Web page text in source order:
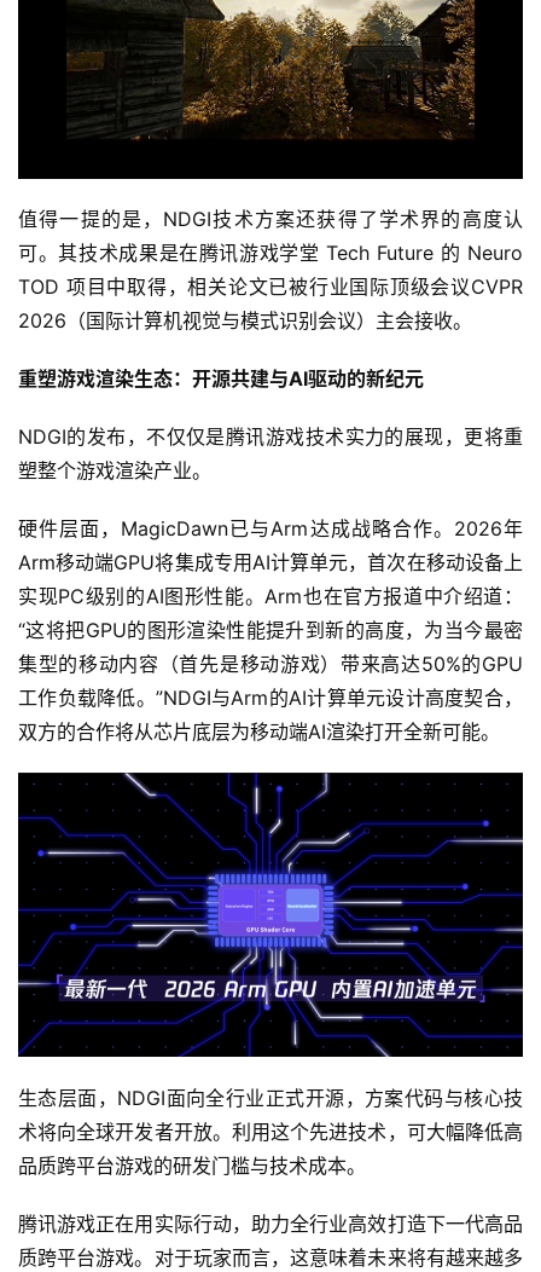
茶
对
接
会
海
站
中
文
(
中
国
)
值得一提的是，NDGI技术方案还获得了学术界的高度认
可。其技术成果是在腾讯游戏学堂 Tech Future 的 Neuro
TOD 项目中取得，相关论文已被行业国际顶级会议CVPR
2026（国际计算机视觉与模式识别会议）主会接收。
重塑游戏渲染生态：开源共建与AI驱动的新纪元
NDGI的发布，不仅仅是腾讯游戏技术实力的展现，更将重
塑整个游戏渲染产业。
硬件层面，MagicDawn已与Arm达成战略合作。2026年
Arm移动端GPU将集成专用AI计算单元，首次在移动设备上
实现PC级别的AI图形性能。Arm也在官方报道中介绍道：
“这将把GPU的图形渲染性能提升到新的高度，为当今最密
集型的移动内容（首先是移动游戏）带来高达50%的GPU
工作负载降低。”NDGI与Arm的AI计算单元设计高度契合，
双方的合作将从芯片底层为移动端AI渲染打开全新可能。
生态层面，NDGI面向全行业正式开源，方案代码与核心技
术将向全球开发者开放。利用这个先进技术，可大幅降低高
品质跨平台游戏的研发门槛与技术成本。
腾讯游戏正在用实际行动，助力全行业高效打造下一代高品
质跨平台游戏。对于玩家而言，这意味着未来将有越来越多